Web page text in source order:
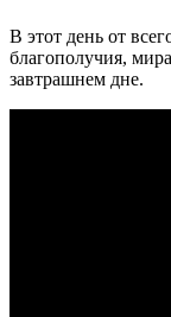
В этот день от
благополучия,
завтрашнем дне.